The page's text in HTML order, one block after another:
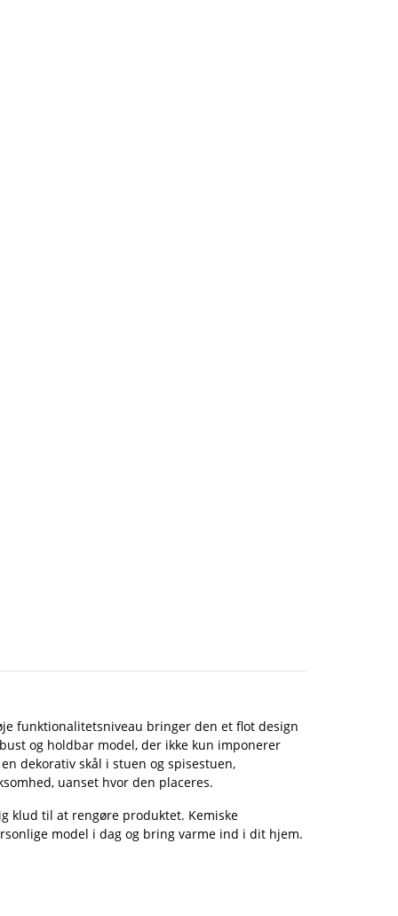
funktionalitetsniveau bringer den et flot design
og holdbar model, der ikke kun imponerer
dekorativ skål i stuen og spisestuen,
uanset hvor den placeres.
klud til at rengøre produktet. Kemiske
model i dag og bring varme ind i dit hjem.